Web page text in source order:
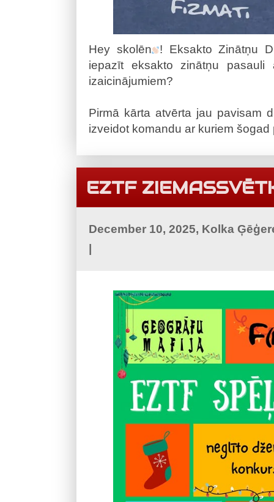
Hey skolēn
! Eksakto Zinātņu
iepazīt eksakto zinātņu pasauli
izaicinājumiem?
Pirmā kārta atvērta jau pavisam
izveidot komandu ar kuriem
EZTF
December 10, 2025, Kolka
|